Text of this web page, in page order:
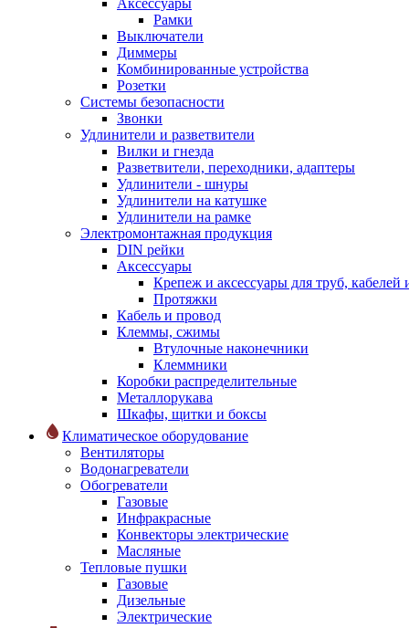
Аксессуары
Рамки
Выключатели
Диммеры
Комбинированные устройства
Розетки
Системы безопасности
Звонки
Удлинители и разветвители
Вилки и гнезда
Разветвители, переходники, адаптеры
Удлинители - шнуры
Удлинители на катушке
Удлинители на рамке
Электромонтажная продукция
DIN рейки
Аксессуары
Крепеж и аксессуары для труб, кабелей
Протяжки
Кабель и провод
Клеммы, сжимы
Втулочные наконечники
Клеммники
Коробки распределительные
Металлорукава
Шкафы, щитки и боксы
Климатическое оборудование
Вентиляторы
Водонагреватели
Обогреватели
Газовые
Инфракрасные
Конвекторы электрические
Масляные
Тепловые пушки
Газовые
Дизельные
Электрические